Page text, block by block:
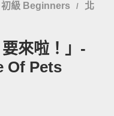
初級 Beginners /
北
要來啦！」-
Of Pets